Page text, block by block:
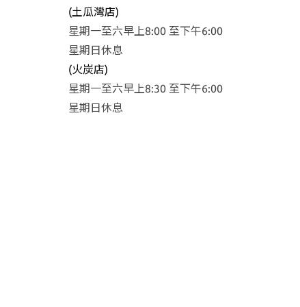
(土瓜灣店)
星期一至六早上8:00 至下午6:00
星期日休息
(火炭店)
星期一至六早上8:30 至下午6:00
星期日休息